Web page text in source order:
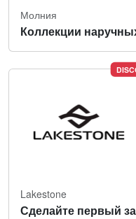
Молния
Коллекции
Lakestone
Сделайте первый